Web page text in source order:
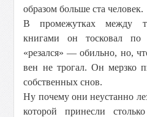
образом больше ста человек.
В промежутках между
книгами он тосковал
«резался» — обильно, но,
вен не трогал. Он мерзко
собственных снов.
Ну почему они неустанно
которой принесли